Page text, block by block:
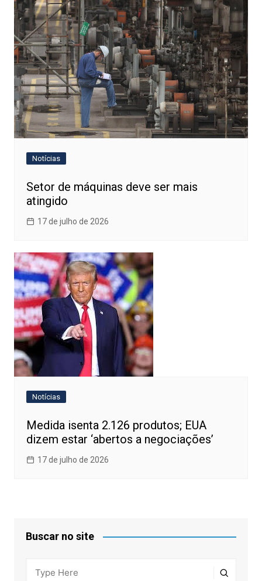
Notícias
Setor de máquinas deve ser mais
atingido
17 de julho de 2026
Notícias
Medida isenta 2.126 produtos; EUA
dizem estar ‘abertos a negociações’
17 de julho de 2026
Buscar no site